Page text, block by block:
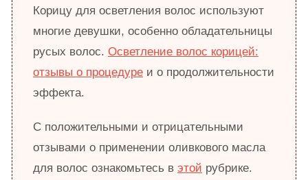
Корицу для осветления волос используют
многие девушки, особенно обладательницы
русых волос. Осветление волос корицей:
отзывы о процедуре и о продолжительности
эффекта.
С положительными и отрицательными
отзывами о применении оливкового масла
для волос ознакомьтесь в этой рубрике.